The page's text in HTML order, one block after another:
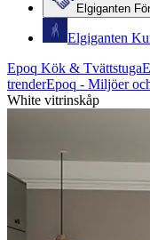
Elgiganten
Elgiganten
Epoq Kök & Tvättstuga
trenderEpoq - Miljöer
White vitrinskåp